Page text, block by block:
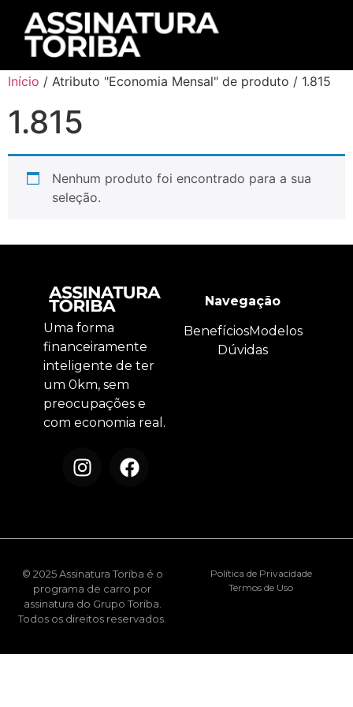
Início / Atributo "Economia Mensal" de produto / 1.815
1.815
Nenhum produto foi encontrado para a sua
seleção.
Uma forma
financeiramente
inteligente de ter
um 0km, sem
preocupações e
com economia real.
Navegação
BenefíciosModelos
Dúvidas
© 2025 Assinatura Toriba é o
programa de carro por
assinatura do Grupo Toriba.
Todos os direitos reservados.
Política de Privacidade
Termos de Uso